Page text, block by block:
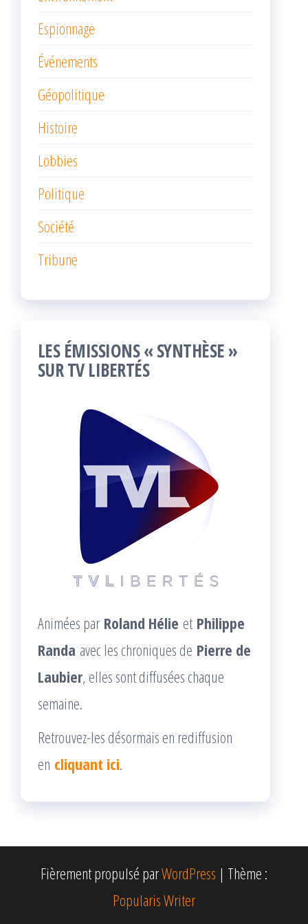
Espionnage
Événements
Géopolitique
Histoire
Lobbies
Politique
Société
Tribune
LES ÉMISSIONS « SYNTHÈSE »
SUR TV LIBERTÉS
Animées par Roland Hélie et Philippe
Randa avec les chroniques de Pierre de
Laubier, elles sont diffusées chaque
semaine.
Retrouvez-les désormais en rediffusion
en cliquant ici.
Fièrement propulsé parWordPress | Thème :
Popularis Writer